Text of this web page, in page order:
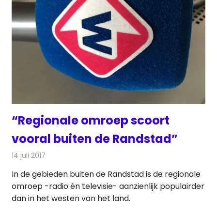
“Regionale omroep scoort
vooral buiten de Randstad”
14 juli 2017
In de gebieden buiten de Randstad is de regionale
omroep -radio én televisie- aanzienlijk populairder
dan in het westen van het land.